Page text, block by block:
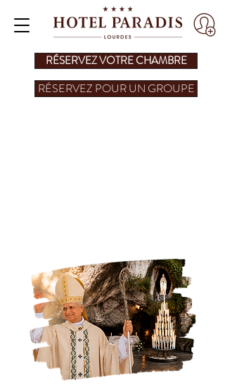
RÉSERVEZ VOTRE CHAMBRE
RÉSERVEZ POUR UN GROUPE